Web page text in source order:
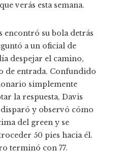
verás esta semana.
encontró su bola detrás
a un oficial de
despejar el camino,
de entrada. Confundido
simplemente
la respuesta, Davis
disparó y observó cómo
del green y se
50 pies hacia él.
terminó con 77.